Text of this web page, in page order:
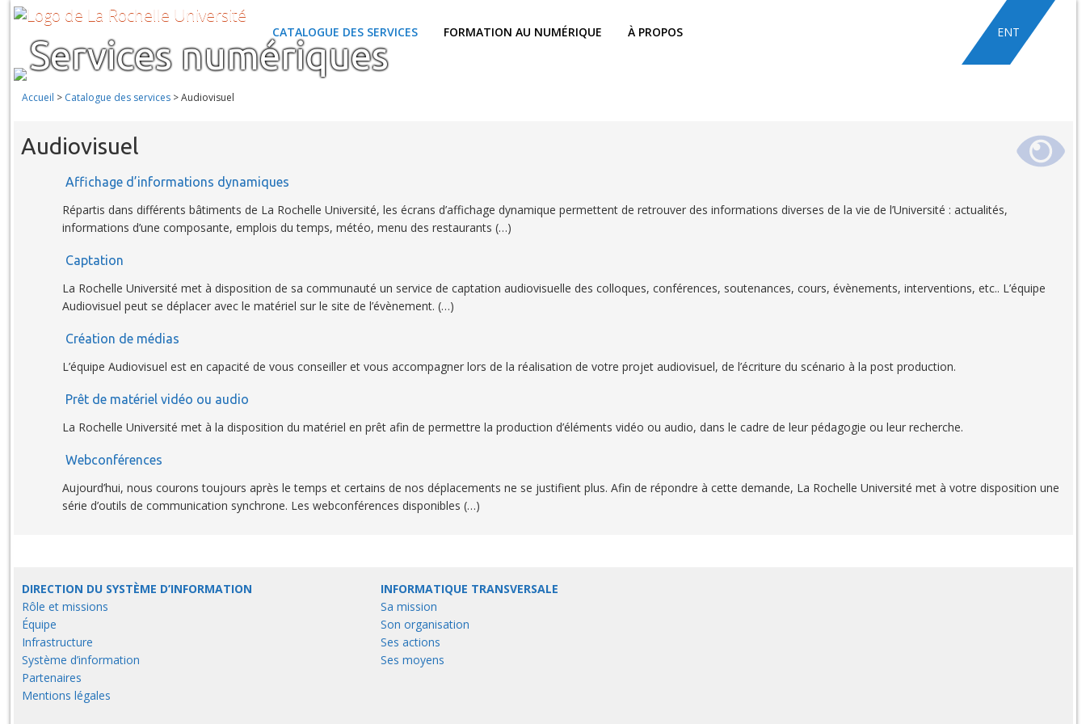
CATALOGUE DES SERVICES FORMATION AU NUMÉRIQUE À PROPOS ENT
Services numériques
Accueil > Catalogue des services>Audiovisuel
Audiovisuel
Affichage d’informations dynamiques
Répartis dans différents bâtiments de La Rochelle Université, les écrans d’affichage dynamique permettent de retrouver des informations diverses de la vie de l’Université : actualités,
informations d’une composante, emplois du temps, météo, menu des restaurants (…)
Captation
La Rochelle Université met à disposition de sa communauté un service de captation audiovisuelle des colloques, conférences, soutenances, cours, évènements, interventions, etc.. L’équipe
Audiovisuel peut se déplacer avec le matériel sur le site de l’évènement. (…)
Création de médias
L’équipe Audiovisuel est en capacité de vous conseiller et vous accompagner lors de la réalisation de votre projet audiovisuel, de l’écriture du scénario à la post production.
Prêt de matériel vidéo ou audio
La Rochelle Université met à la disposition du matériel en prêt afin de permettre la production d’éléments vidéo ou audio, dans le cadre de leur pédagogie ou leur recherche.
Webconférences
Aujourd’hui, nous courons toujours après le temps et certains de nos déplacements ne se justifient plus. Afin de répondre à cette demande, La Rochelle Université met à votre disposition une
série d’outils de communication synchrone. Les webconférences disponibles (…)
DIRECTION DU SYSTÈME D’INFORMATION
Rôle et missions
Équipe
Infrastructure
Système d’information
Partenaires
Mentions légales
INFORMATIQUE TRANSVERSALE
Sa mission
Son organisation
Ses actions
Ses moyens